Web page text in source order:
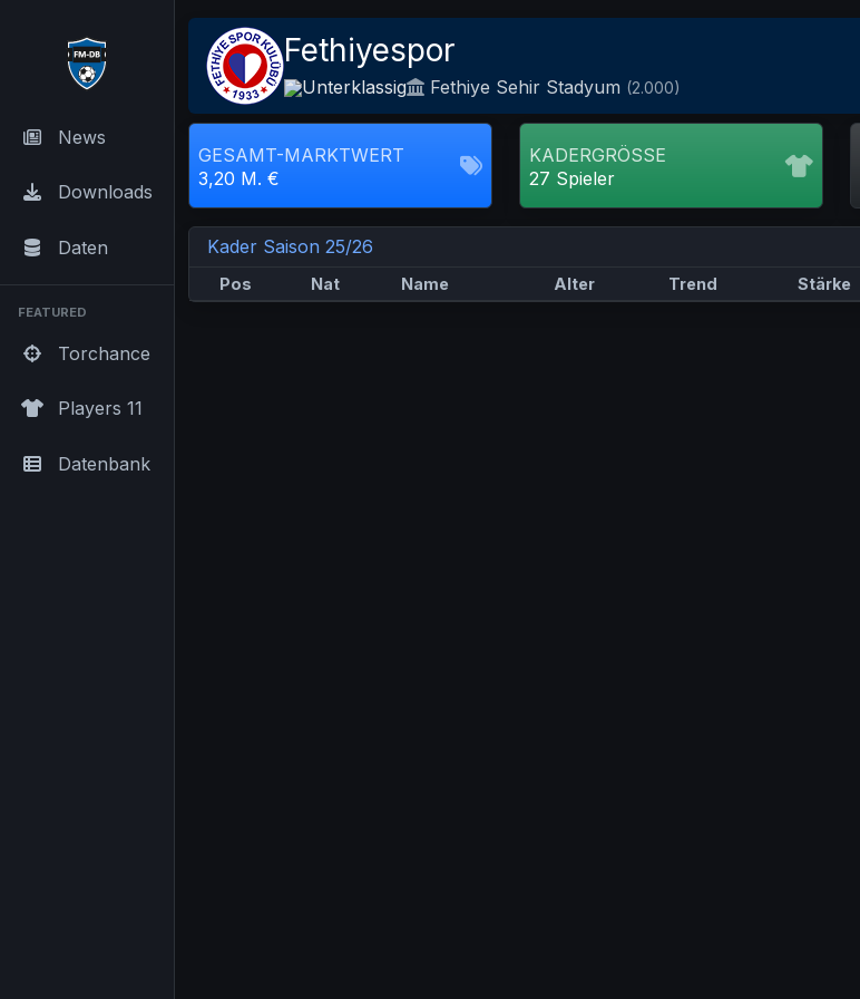
News
Downloads
Daten
FEATURED
Torchance
Players 11
Datenbank
Fethiyespor
Unterklassig Fethiye Sehir Stadyum (2.000)
GESAMT-MARKTWERT
3,20 M. €
KADERGRÖSSE
27 Spieler
Kader Saison 25/26
Pos Nat Name Alter Trend Stärke